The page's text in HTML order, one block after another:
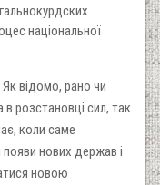
національної
відомо, рано чи
в розстановці сил, так
коли саме
появи нових держав і
новою